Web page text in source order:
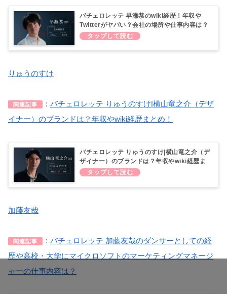
バチェロレッテ 早瀬恭のwiki経歴！年収や
Twitterがヤバい？会社の場所や仕事内容は？
りゅうのすけ
関連記事 ： バチェロレッテ りゅうのすけ|横山竜之介（デザ
イナー）のブランドは？年収やwiki経歴まとめ！
バチェロレッテ りゅうのすけ|横山竜之介（デ
ザイナー）のブランドは？年収やwiki経歴ま
とめ！
加藤友哉
関連記事 ： バチェロレッテ 加藤友哉のダンサーとしての経
歴や高校・大学にマイクロソフトのマーケティングマネージ
ャーの仕事内容は？